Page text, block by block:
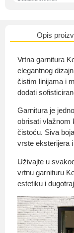
Opis
Vrtna garnitura
elegantnog
čistim linijama i
dodati
Garnitura je
obrisati vlažnom
čistoću. Siva
vrste eksterijera
Uživajte u
vrtnu garnituru
estetiku i